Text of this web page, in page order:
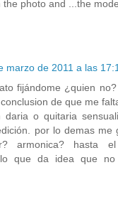
the photo and ...the
marzo de 2011 a las
fijándome ¿quien
de que me
daria o quitaria
por lo demas me
armonica? hasta
que da idea que no